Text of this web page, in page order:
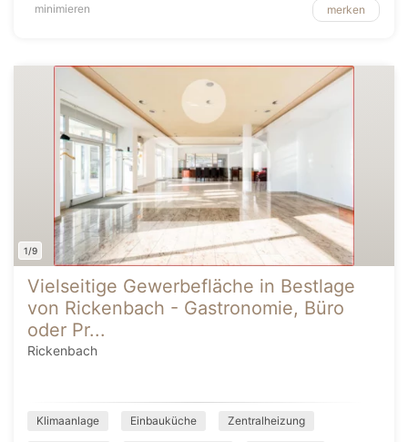
minimieren merken
1/9
Vielseitige Gewerbefläche in Bestlage
von Rickenbach - Gastronomie, Büro
oder Pr...
Rickenbach
Klimaanlage Einbauküche Zentralheizung